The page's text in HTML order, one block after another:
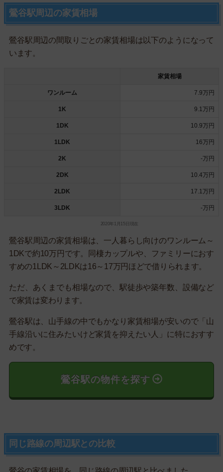
鶯谷駅周辺の家賃相場
鶯谷駅周辺の間取りごとの家賃相場は以下のようになって
います。
家賃相場
ワンルーム 7.9万円
1K 9.1万円
1DK 10.9万円
1LDK 16万円
2K -万円
2DK 10.4万円
2LDK 17.1万円
3LDK -万円
2020年1月15日現在
鶯谷駅周辺の家賃相場は、一人暮らし向けのワンルーム～
1DKで約10万円です。同棲カップルや、ファミリーにおす
すめの1LDK～2LDKは16～17万円ほどで借りられます。
ただ、あくまでも相場なので、駅徒歩や築年数、設備など
で家賃は変わります。
鶯谷駅は、山手線の中でもかなり家賃相場が安いので「山
手線沿いに住みたいけど家賃を抑えたい人」に特におすす
めです。
鶯谷駅の物件を探す
同じ路線の周辺駅との比較